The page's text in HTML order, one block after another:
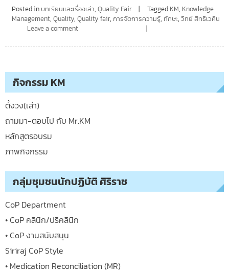
Posted in บทเรียนและเรื่องเล่า, Quality Fair Tagged KM, Knowledge
Management, Quality, Quality fair, การจัดการความรู้, ทักษะ, วิทย์ สิทธิเวคิน
Leave a comment
กิจกรรม KM
ตั้งวง(เล่า)
ถามมา-ตอบไป กับ Mr.KM
หลักสูตรอบรม
ภาพกิจกรรม
กลุ่มชุมชนนักปฏิบัติ ศิริราช
CoP Department
• CoP คลินิก/ปริคลินิก
• CoP งานสนับสนุน
Siriraj CoP Style
• Medication Reconciliation (MR)